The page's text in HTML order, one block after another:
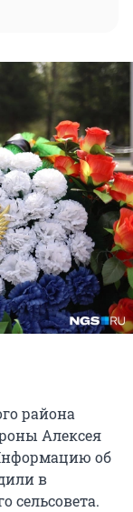
района
Алексея
об
в
сельсовета.